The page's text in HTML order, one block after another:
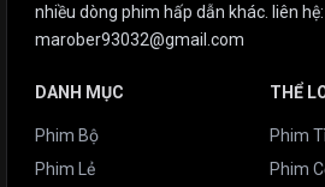
nhiều dòng phim hấp dẫn khác. liên hệ:
marober93032@gmail.com
DANH MỤC
Phim Bộ
Phim Lẻ
THỂ
Phim
Phim